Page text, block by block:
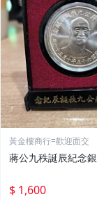
黃金樓商行=歡迎面交
蔣公九秩誕辰紀念
$ 1,600